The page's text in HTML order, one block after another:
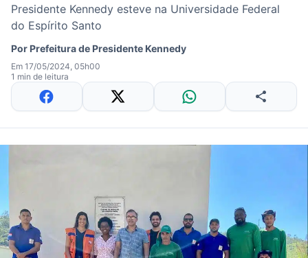
Presidente Kennedy esteve na Universidade Federal
do Espírito Santo
Por Prefeitura de Presidente Kennedy
Em 17/05/2024, 05h00
1 min de leitura